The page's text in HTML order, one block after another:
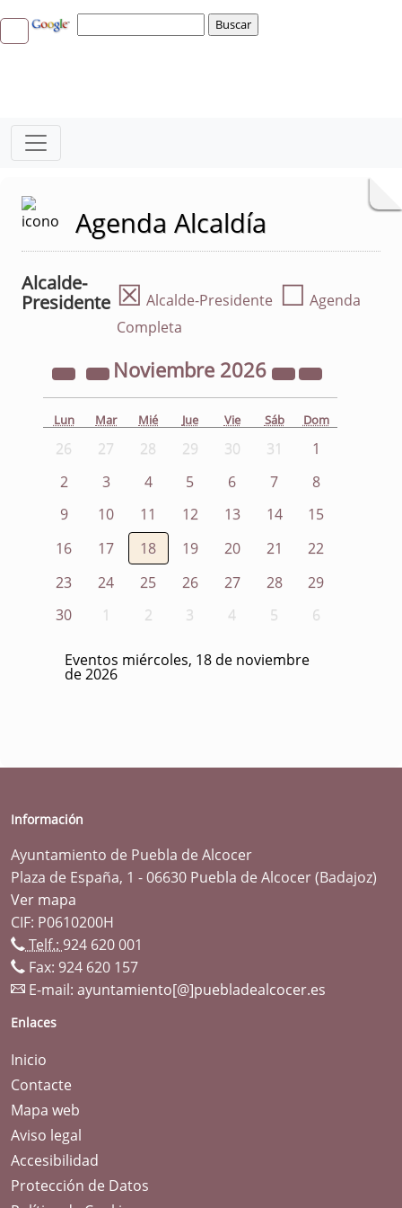
Agenda Alcaldía
Alcalde-
Presidente ☒ Alcalde-Presidente ☐ Agenda
Completa
Noviembre 2026
Lun Mar Mié Jue Vie Sáb Dom
26 27 28 29 30 31
1
2
3 4 5 6 7
8
9
10 11 12 13 14
15
16
17 18 19 20 21
22
23
24 25 26 27 28
29
30
1 2 3 4 5 6
Eventos miércoles, 18 de noviembre
de 2026
Información
Ayuntamiento de Puebla de Alcocer
Plaza de España, 1 - 06630 Puebla de Alcocer (Badajoz)
Ver mapa
CIF: P0610200H
Telf.: 924 620 001
Fax: 924 620 157
E-mail: ayuntamiento[@]puebladealcocer.es
Enlaces
Inicio
Contacte
Mapa web
Aviso legal
Accesibilidad
Protección de Datos